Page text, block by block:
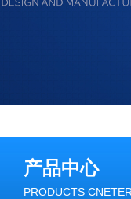
产品中心
PRODUCTS CNETER